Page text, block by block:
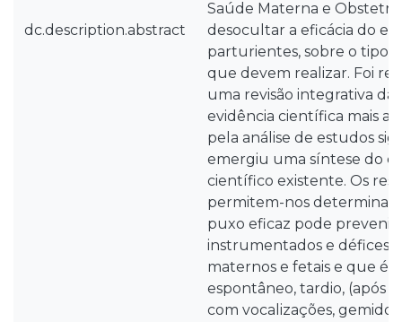
dc.description.abstract
Saúde Materna e
desocultar a eficácia do
parturientes, sobre o tipo
que devem realizar. Foi
uma revisão integrativa da
evidência científica mais
pela análise de estudos
emergiu uma síntese do
científico existente. Os
permitem-nos determinar,
puxo eficaz pode prevenir
instrumentados e défices
maternos e fetais e que é
espontâneo, tardio, (após
com vocalizações,